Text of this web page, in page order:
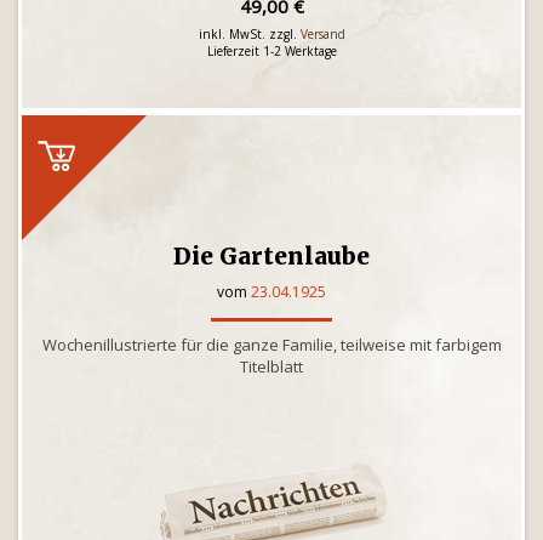
49,00 €
inkl. MwSt. zzgl. Versand
Lieferzeit 1-2 Werktage
Die Gartenlaube
vom 23.04.1925
Wochenillustrierte für die ganze Familie, teilweise mit farbigem
Titelblatt